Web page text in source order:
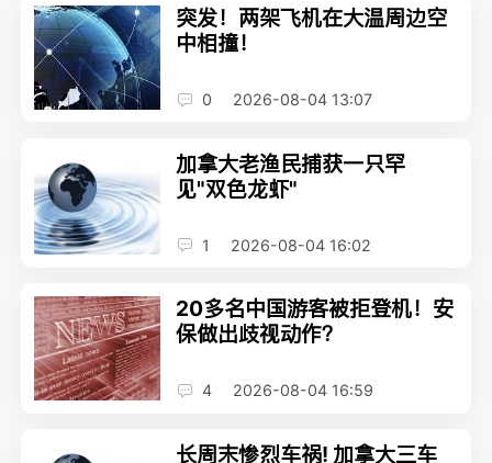
突发！两架飞机在大温周边空
中相撞！
0 2026-08-04 13:07
加拿大老渔民捕获一只罕
见"双色龙虾"
1 2026-08-04 16:02
20多名中国游客被拒登机！安
保做出歧视动作？
4 2026-08-04 16:59
长周末惨烈车祸! 加拿大三车